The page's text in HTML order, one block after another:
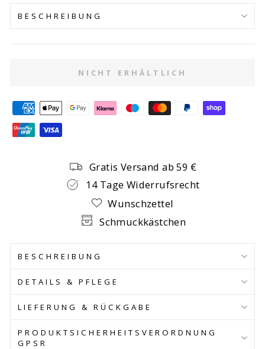
BESCHREIBUNG
NICHT ERHÄLTLICH
Gratis Versand ab 59 €
14 Tage Widerrufsrecht
Wunschzettel
Schmuckkästchen
BESCHREIBUNG
DETAILS & PFLEGE
LIEFERUNG & RÜCKGABE
PRODUKTSICHERHEITSVERORDNUNG
GPSR